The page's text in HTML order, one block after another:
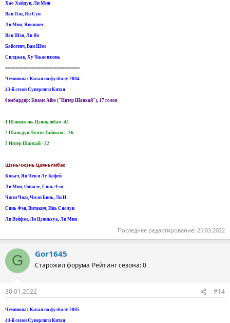
Хао Хайдун, Ли Мин
Ван Пэн, Ян Сун
Ли Мин, Янкович
Ван Шэн, Ли Яо
Байсетич, Ван Шэн
Силджак, Ху Чжаоцзюнь
=============================
Чемпионат Китая по футболу 2004
43-й сезон Суперлиги Китая
бомбардир: Кваме Айю ("Интер Шанхай"), 17 голов
1 Шэньчжэнь Цзяньлибао -42
2 Шаньдун Лунэн Тайшань - 36
3 Интер Шанхай - 32
Шэньчжэнь Цзяньлибао
Ковач, Ян Чен и Лу Бофей
Ли Мин, Ояволе, Синь Фэн
Чжэн Чжи, Чжэн Бинь, Ли И
Синь Фэн, Витакич, Инь Сяолун
Ли Вэйфэн, Ли Цзяньхуа, Ли Мин
Последнее редактирование: 25.03.2022
G Gor1645
Старожил форума Рейтинг сезона: 0
30.01.2022 #14
Чемпионат Китая по футболу 2005
44-й сезон Суперлиги Китая